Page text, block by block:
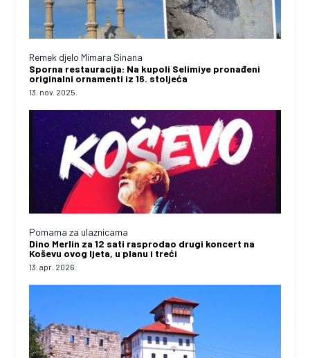
Remek djelo Mimara Sinana
Sporna restauracija: Na kupoli Selimiye pronađeni
originalni ornamenti iz 16. stoljeća
13. nov. 2025.
Pomama za ulaznicama
Dino Merlin za 12 sati rasprodao drugi koncert na
Koševu ovog ljeta, u planu i treći
13. apr. 2026.